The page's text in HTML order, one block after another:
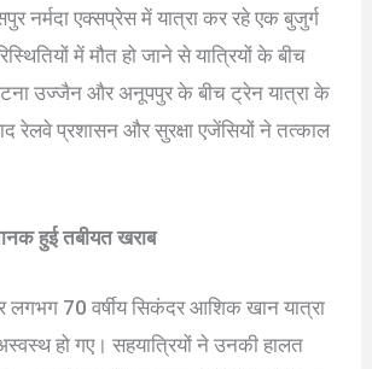
नर्मदा एक्सप्रेस में यात्रा कर रहे एक बुजुर्ग
में मौत हो जाने से यात्रियों के बीच
उज्जैन और अनूपपुर के बीच ट्रेन यात्रा के
रेलवे प्रशासन और सुरक्षा एजेंसियों ने तत्काल
हुई तबीयत खराब
लगभग 70 वर्षीय सिकंदर आशिक खान यात्रा
हो गए। सहयात्रियों ने उनकी हालत